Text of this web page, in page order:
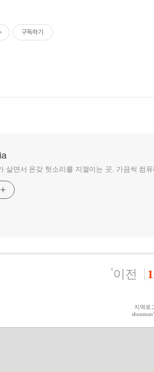
구독하기
살면서 온갖 헛소리를 지껄이는 곳. 가끔씩 컴
이전 1
지역로
shunman